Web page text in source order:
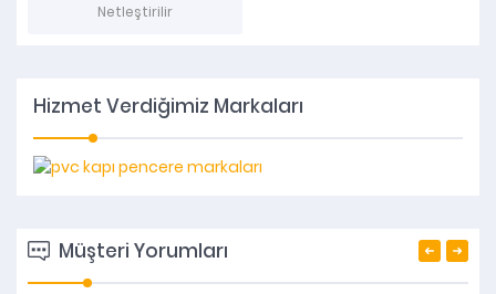
Netleştirilir
Hizmet Verdiğimiz Markaları
Müşteri Yorumları